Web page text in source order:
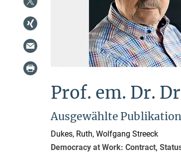
Prof. em. Dr.
Ausgewählte
Dukes, Ruth, Wolfgang Streeck
Democracy at Work: Contract,